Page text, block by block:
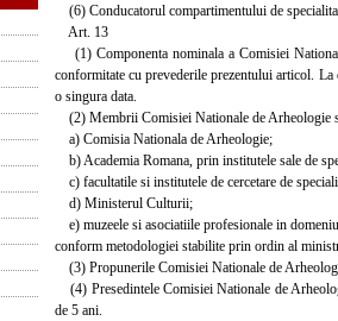
(6) Conducatorul compartimentului de
Art. 13
(1) Componenta nominala a Comisiei
conformitate cu prevederile prezentului articol.
o singura data.
(2) Membrii Comisiei Nationale de Arheologie
a) Comisia Nationala de Arheologie;
b) Academia Romana, prin institutele sale de
c) facultatile si institutele de cercetare de
d) Ministerul Culturii;
e) muzeele si asociatiile profesionale in
conform metodologiei stabilite prin ordin al
(3) Propunerile Comisiei Nationale de
(4) Presedintele Comisiei Nationale de
de 5 ani.